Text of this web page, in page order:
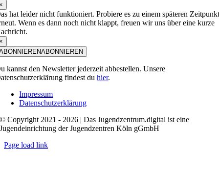
hat leider nicht funktioniert. Probiere es zu einem späteren
Wenn es dann noch nicht klappt, freuen wir uns über eine kurze
ABONNIEREN
kannst den Newsletter jederzeit abbestellen. Unsere
findest duhier.
Impressum
Datenschutzerklärung
© Copyright 2021 - 2026 | Das Jugendzentrum.digital ist eine
Jugendeinrichtung der Jugendzentren Köln gGmbH
Page load link